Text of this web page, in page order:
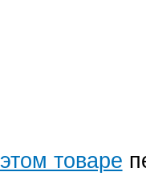
товаре